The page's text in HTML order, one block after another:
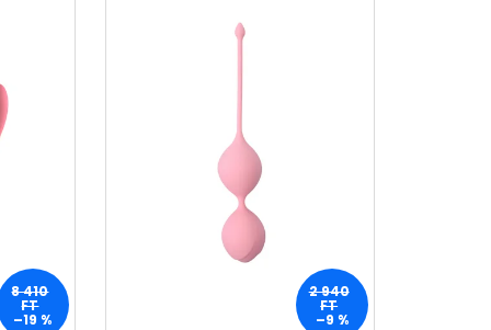
8 410
FT
–19 %
2 940
FT
–9 %
MATTE SUN STICK